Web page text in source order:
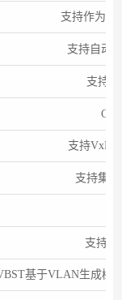
支持作为
支持自动
支持
支持
支持集
支持通
基于VLAN生成树